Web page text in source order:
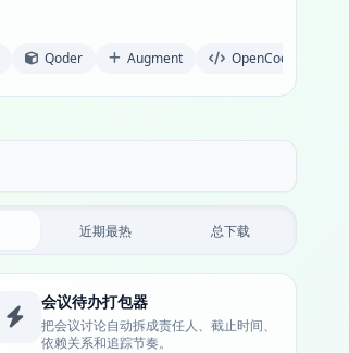
Qoder Augment OpenCode
近期最热 总下载
会议待办打包器
把会议讨论自动拆成责任人、截止时间、
依赖关系和追踪节奏。